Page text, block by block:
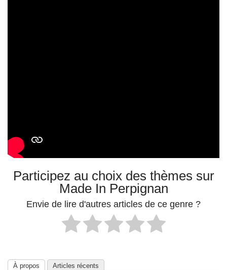
Participez au choix des thèmes sur
Made In Perpignan
Envie de lire d'autres articles de ce genre ?
À propos Articles récents